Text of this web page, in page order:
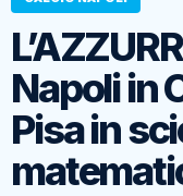
Napoli in
Pisa in